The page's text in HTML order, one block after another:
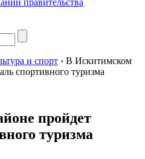
правительства
и спорт › В Искитимском
спортивного туризма
пройдет
туризма